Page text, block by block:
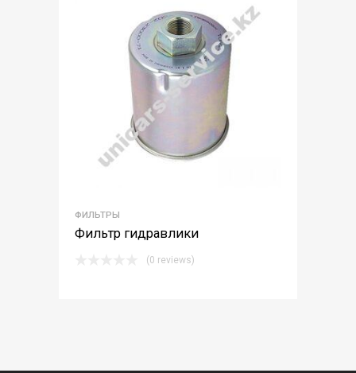
ФИЛЬТРЫ
Фильтр гидравлики
(0 reviews)